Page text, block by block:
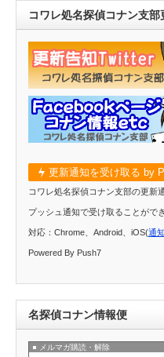
コワレ処名探偵コナン支部
更新通知を受け取る by
コワレ処名探偵コナン支部の更新
プッシュ通知で受け取ることがで
対応：Chrome、Android、iOS(通
Powered By Push7
名探偵コナン情報便
メルマガ購読・解除